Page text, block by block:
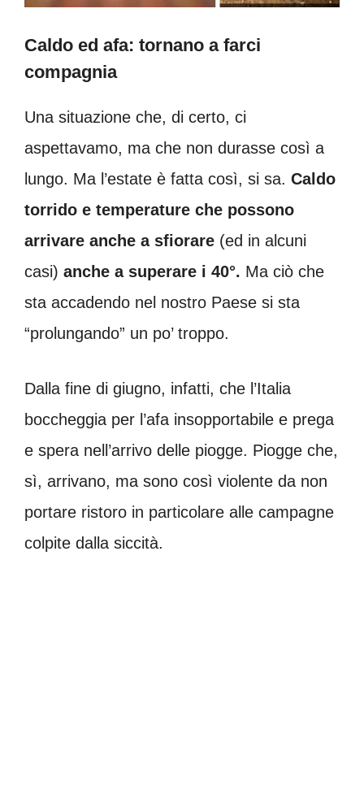
Caldo ed afa: tornano a farci
compagnia
Una situazione che, di certo, ci
aspettavamo, ma che non durasse così a
lungo. Ma l’estate è fatta così, si sa. Caldo
torrido e temperature che possono
arrivare anche a sfiorare (ed in alcuni
casi) anche a superare i 40°. Ma ciò che
sta accadendo nel nostro Paese si sta
“prolungando” un po’ troppo.
Dalla fine di giugno, infatti, che l’Italia
boccheggia per l’afa insopportabile e prega
e spera nell’arrivo delle piogge. Piogge che,
sì, arrivano, ma sono così violente da non
portare ristoro in particolare alle campagne
colpite dalla siccità.